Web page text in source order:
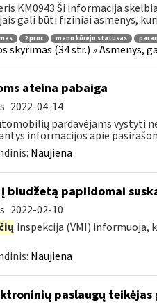
KM0943 Ši informacija
gali būti fiziniai asmenys,
2 proc meno kūrėjo statusas
skyrimas (34 str.) »
ateina pabaiga
2022-04-14
pardavėjams vystyti
informacijos apie
Naujiena
į biudžetą papildomai
2022-02-10
inspekcija (VMI) informuoja,
Naujiena
paslaugų